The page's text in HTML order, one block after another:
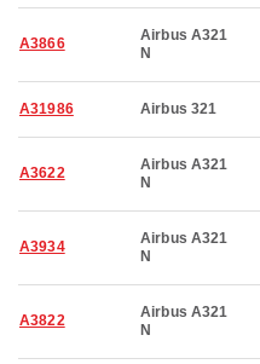
A3866
Airbus A321
N
A31986 Airbus 321
A3622
Airbus A321
N
A3934
Airbus A321
N
A3822
Airbus A321
N